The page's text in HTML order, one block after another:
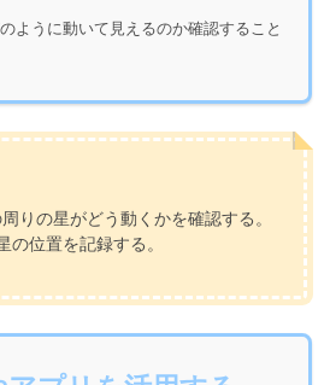
ように動いて見えるのか確認すること
りの星がどう動くかを確認する。
の位置を記録する。